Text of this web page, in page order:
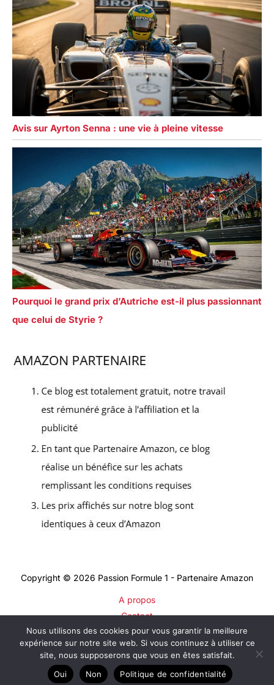
Avis sur Ayrton Senna : une vie à pleine vitesse
Pourquoi le grand prix d’Autriche est-il plus passionnant
que celui de Styrie ?
Copyright © 2026 Passion Formule 1 - Partenaire Amazon
A propos
Contact
Plan du site
Mentions légales
Politique de confidentialité
Nous utilisons des cookies pour vous garantir la meilleure
expérience sur notre site web. Si vous continuez à utiliser ce
site, nous supposerons que vous en êtes satisfait.
Oui
Non Politique de confidentialité